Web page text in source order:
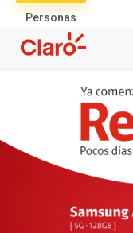
Personas
productos